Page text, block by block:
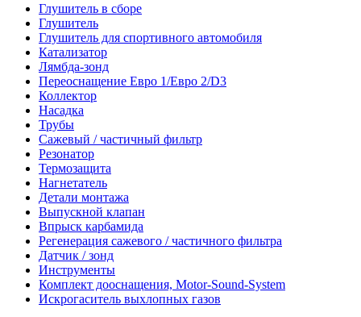
Глушитель в сборе
Глушитель
Глушитель для спортивного автомобиля
Катализатор
Лямбда-зонд
Переоснащение Евро 1/Евро 2/D3
Коллектор
Насадка
Трубы
Сажевый / частичный фильтр
Резонатор
Термозащита
Нагнетатель
Детали монтажа
Выпускной клапан
Впрыск карбамида
Регенерация сажевого / частичного фильтра
Датчик / зонд
Инструменты
Комплект дооснащения, Motor-Sound-System
Искрогаситель выхлопных газов